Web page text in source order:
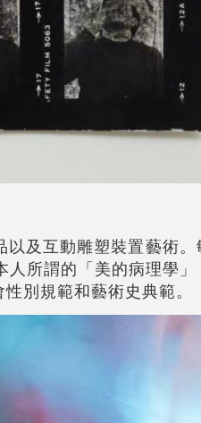
及互動雕塑裝置藝術。
所謂的「美的病理學」
別規範和藝術史典範。